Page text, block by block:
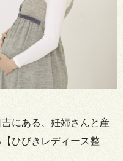
にある、妊婦さんと産
ひびきレディース整